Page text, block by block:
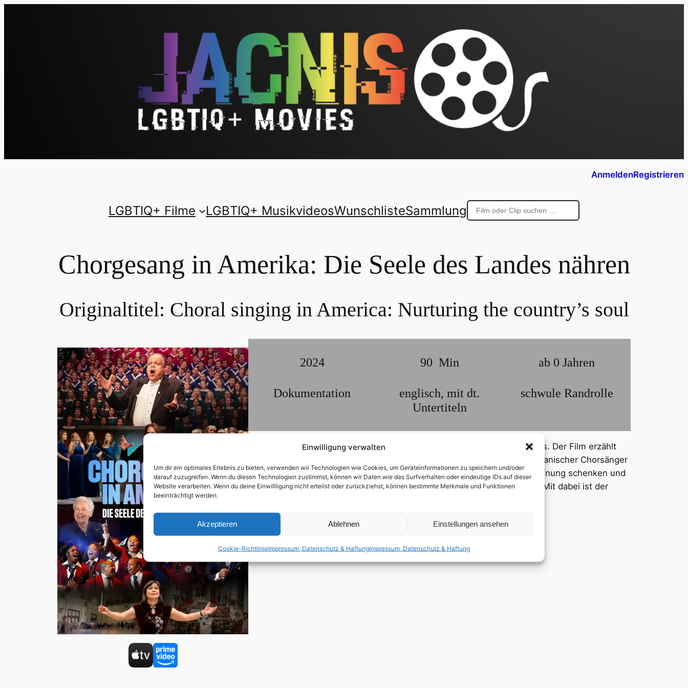
Einwilligung verwalten
Um dir ein optimales Erlebnis zu bieten, verwenden wir Technologien wie Cookies, um Geräteinformationen zu speichern und/oder
darauf zuzugreifen. Wenn du diesen Technologien zustimmst, können wir Daten wie das Surfverhalten oder eindeutige IDs auf dieser
Website verarbeiten. Wenn du deine Einwillligung nicht erteilst oder zurückziehst, können bestimmte Merkmale und Funktionen
beeinträchtigt werden.
Akzeptieren Ablehnen Einstellungen ansehen
Cookie-RichtlinieImpressum, Datenschutz & HaftungImpressum, Datenschutz & Haftung
AnmeldenRegistrieren
LGBTIQ+ Filme LGBTIQ+ MusikvideosWunschlisteSammlung
Chorgesang in Amerika: Die Seele des Landes nähren
Originaltitel: Choral singing in America: Nurturing the country’s soul
2024
Dokumentation
90 Min
englisch,mit dt.
Untertiteln
ab 0 Jahren
schwule Randrolle
Eine visuelle Darstellung der Vielfalt und Tiefe des heutigen Chorgesangs. Der Film erzählt
auf wunderschöne Weise die unzähligen Geschichten und Klänge amerikanischer Chorsänger
und Chorleiter – Geschichten, die inspirieren, Gemeinschaft stärken, Hoffnung schenken und
das enorme soziale Potenzial des gemeinsamen Singens verdeutlichen. Mit dabei ist der